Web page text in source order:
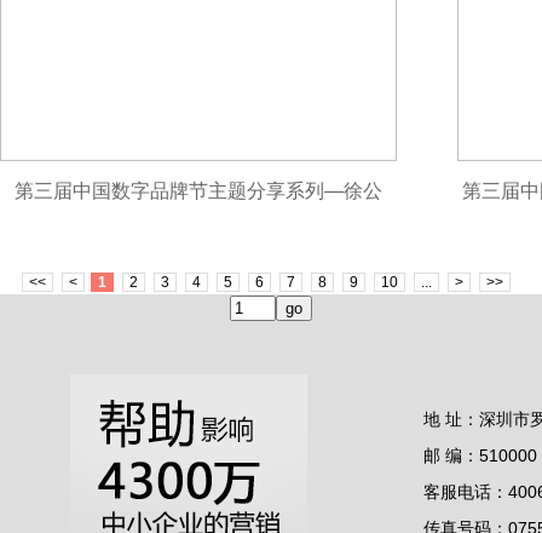
第三届中国数字品牌节主题分享系列—徐公
流量让业绩倍增
第三届
<< < 1 2 3 4 5 6 7 8 9 10 ... > >>
地 址：深圳市
邮 编：510000
客服电话：
传真号码：